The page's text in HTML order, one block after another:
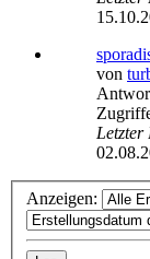
von
Letzter
Anzeigen: